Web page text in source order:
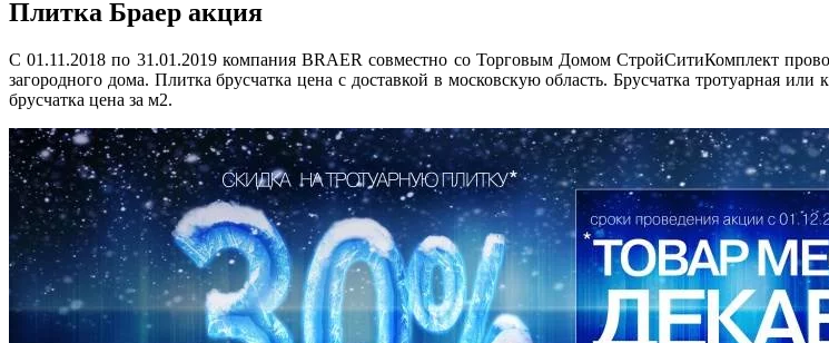
Плитка Браер акция
С 01.11.2018 по 31.01.2019 компания BRAER совместно со Торговым Домом СтройСитиКомплект
загородного дома. Плитка брусчатка цена с доставкой в московскую область. Брусчатка тротуарная
брусчатка цена за м2.